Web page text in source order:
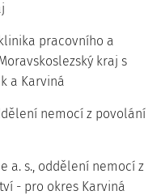
pracovního a
kraj s
a Karviná
nemocí z povolání
a. s., oddělení nemocí z
- pro okres Karviná